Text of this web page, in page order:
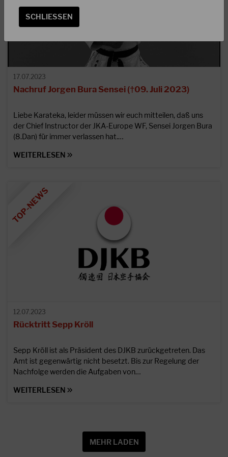
17.07.2023
Nachruf Jorgen Bura Sensei (†09. Juli 2023)
Liebe Karateka, leider müssen wir euch mitteilen, daß uns
der Chief Instructor der JKA-Europe WF, Sensei Jorgen Bura
(8.Dan) für immer verlassen hat.…
WEITERLESEN
12.07.2023
Rücktritt Sepp Kröll
Sepp Kröll ist als Präsident des DJKB zurückgetreten. Das
Amt ist gegenwärtig nicht besetzt. Bis zur Regelung der
Nachfolge werden die Aufgaben von…
WEITERLESEN
MEHR LADEN
SCHLIESSEN